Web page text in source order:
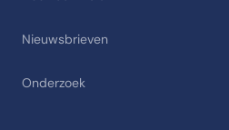
Nieuwsbrieven
Onderzoek